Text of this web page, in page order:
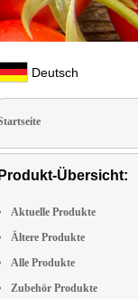
Deutsch
Produkt-Übersicht:
Aktuelle Produkte
Ältere Produkte
Alle Produkte
Zubehör Produkte